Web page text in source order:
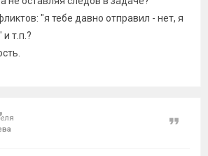
"я тебе давно отправил - нет, я
т.п.?
Цитата